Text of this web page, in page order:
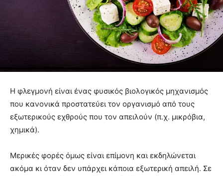
Η φλεγμονή είναι ένας φυσικός βιολογικός μηχανισμός
που κανονικά προστατεύει τον οργανισμό από τους
εξωτερικούς εχθρούς που τον απειλούν (π.χ. μικρόβια,
χημικά).
Μερικές φορές όμως είναι επίμονη και εκδηλώνεται
ακόμα κι όταν δεν υπάρχει κάποια εξωτερική απειλή. Σε